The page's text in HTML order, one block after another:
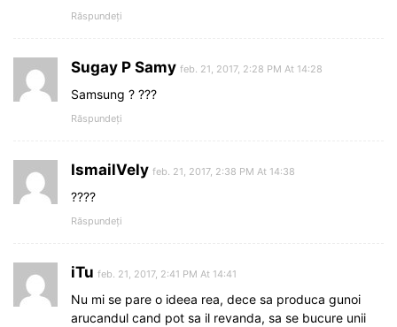
Răspundeți
Sugay P Samy feb. 21, 2017, 2:28 PM At 14:28
Samsung ? ???
Răspundeți
IsmailVely feb. 21, 2017, 2:38 PM At 14:38
????
Răspundeți
iTu feb. 21, 2017, 2:41 PM At 14:41
Nu mi se pare o ideea rea, dece sa produca gunoi
arucandul cand pot sa il revanda, sa se bucure unii